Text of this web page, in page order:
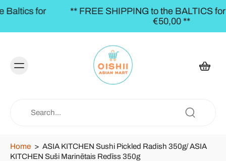
** FREE SHIPPING to the BALTICS for orders over
Home > ASIA KITCHEN Sushi Pickled Radish 350g/ ASIA
KITCHEN Suši Marinētais Redīss 350g